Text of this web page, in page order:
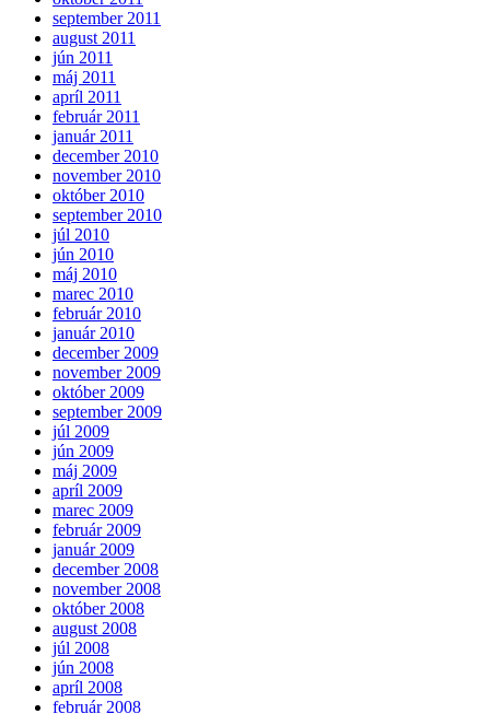
september 2011
august 2011
jún 2011
máj 2011
apríl 2011
február 2011
január 2011
december 2010
november 2010
október 2010
september 2010
júl 2010
jún 2010
máj 2010
marec 2010
február 2010
január 2010
december 2009
november 2009
október 2009
september 2009
júl 2009
jún 2009
máj 2009
apríl 2009
marec 2009
február 2009
január 2009
december 2008
november 2008
október 2008
august 2008
júl 2008
jún 2008
apríl 2008
február 2008